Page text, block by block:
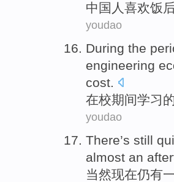
中国人 喜欢饭
youdao
During the
engineering
cost.
在校期间学习
youdao
There’s still
almost an
当然现在仍有